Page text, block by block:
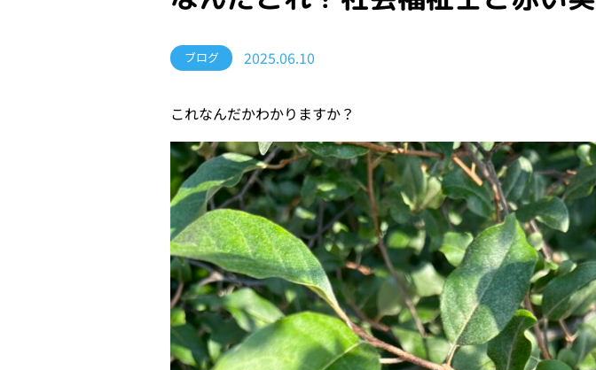
ブログ 2025.06.10
これなんだかわかりますか？